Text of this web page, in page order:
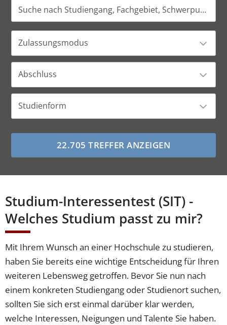
Zulassungsmodus
Abschluss
Studienform
Studium-Interessentest (SIT) -
Welches Studium passt zu mir?
Mit Ihrem Wunsch an einer Hochschule zu studieren,
haben Sie bereits eine wichtige Entscheidung für Ihren
weiteren Lebensweg getroffen. Bevor Sie nun nach
einem konkreten Studiengang oder Studienort suchen,
sollten Sie sich erst einmal darüber klar werden,
welche Interessen, Neigungen und Talente Sie haben.